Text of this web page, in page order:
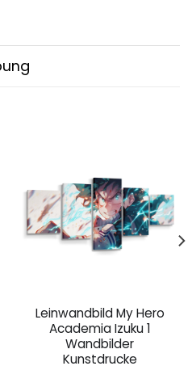
Leinwandbild My Hero
Academia Izuku 1
Wandbilder
Kunstdrucke